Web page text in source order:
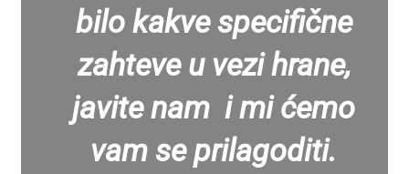
bilo kakve specifične
zahteve u vezi hrane,
javite nam i mi ćemo
vam se prilagoditi.